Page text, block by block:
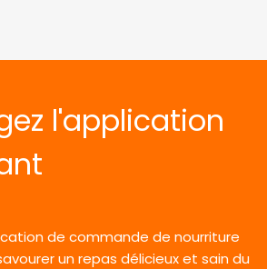
l'application
de commande de nourriture
un repas délicieux et sain du